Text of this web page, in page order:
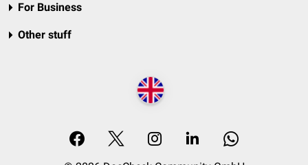
For Business
Other stuff